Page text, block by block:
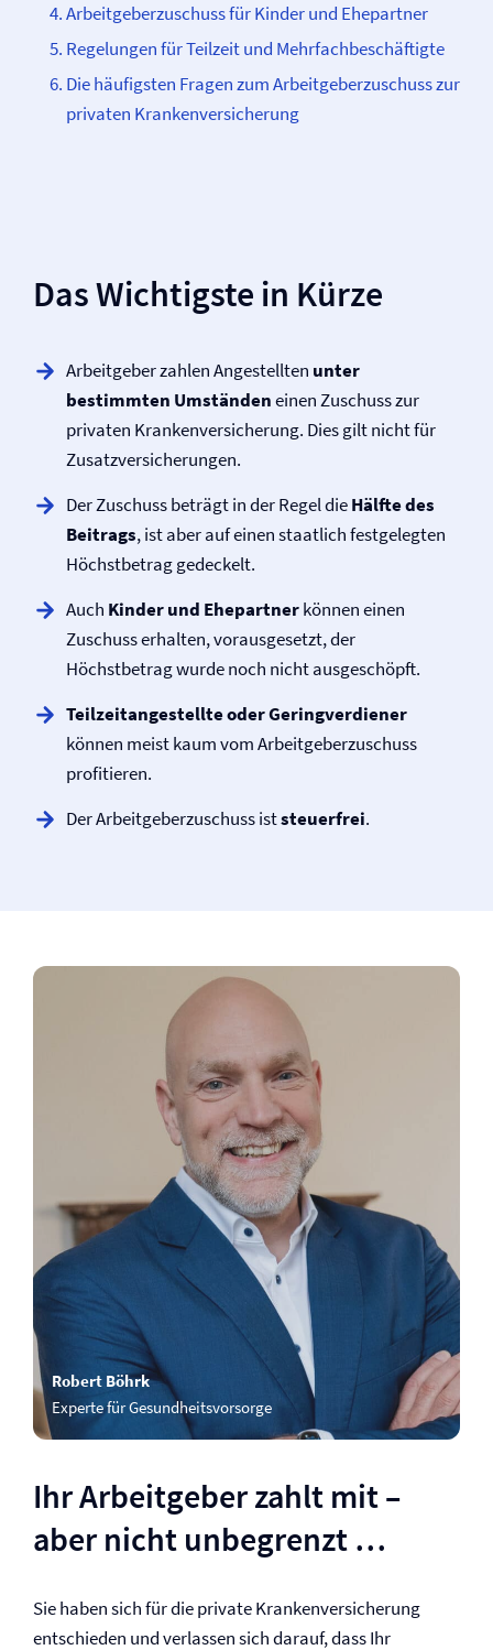
Arbeitgeberzuschuss für Kinder und Ehepartner
Regelungen für Teilzeit und Mehrfachbeschäftigte
Die häufigsten Fragen zum Arbeitgeberzuschuss zur
privaten Kranken­­versicherung
Das Wichtigste in Kürze
Arbeitgeber zahlen Angestellten unter
bestimmten Umständeneinen Zuschuss zur
privaten Kranken­versicherung. Dies gilt nicht für
Zusatz­versicherungen.
Der Zuschuss beträgt in der Regel dieHälfte des
Beitrags, ist aber auf einen staatlich festgelegten
Höchstbetrag gedeckelt.
Auch Kinderund Ehepartnerkönnen einen
Zuschuss erhalten, vorausgesetzt, der
Höchstbetrag wurde noch nicht ausgeschöpft.
Teilzeitangestellte oder Geringverdiener
können meist kaum vom Arbeitgeberzuschuss
profitieren.
Der Arbeitgeberzuschuss iststeuerfrei.
Robert Böhrk
Experte für Gesundheitsvorsorge
Ihr Arbeitgeber zahlt mit –
aber nicht unbegrenzt …
Sie haben sich für die private Kranken­versicherung
entschieden und verlassen sich darauf, dass Ihr